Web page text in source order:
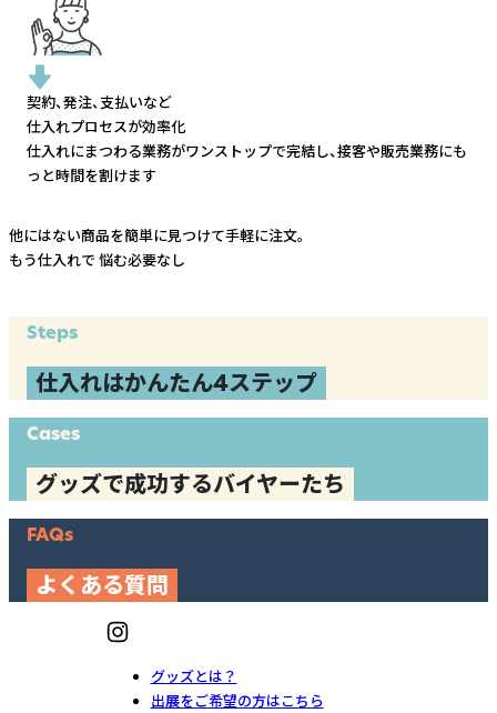
契約、発注、支払いなど
仕入れプロセスが効率化
仕入れにまつわる業務がワンストップで完結し、接客や販売業務にも
っと時間を割けます
他にはない商品を簡単に見つけて手軽に注文。
もう仕入れで 悩む必要なし
Steps
仕入れはかんたん4ステップ
Cases
グッズで成功するバイヤーたち
FAQs
よくある質問
グッズとは？
出展をご希望の方はこちら